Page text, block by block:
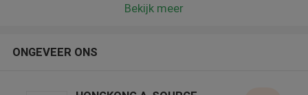
Bekijk meer
ONGEVEER ONS